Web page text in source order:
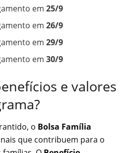
em25/9
em26/9
em29/9
em30/9
e valores
o Bolsa Família
que contribuem para o